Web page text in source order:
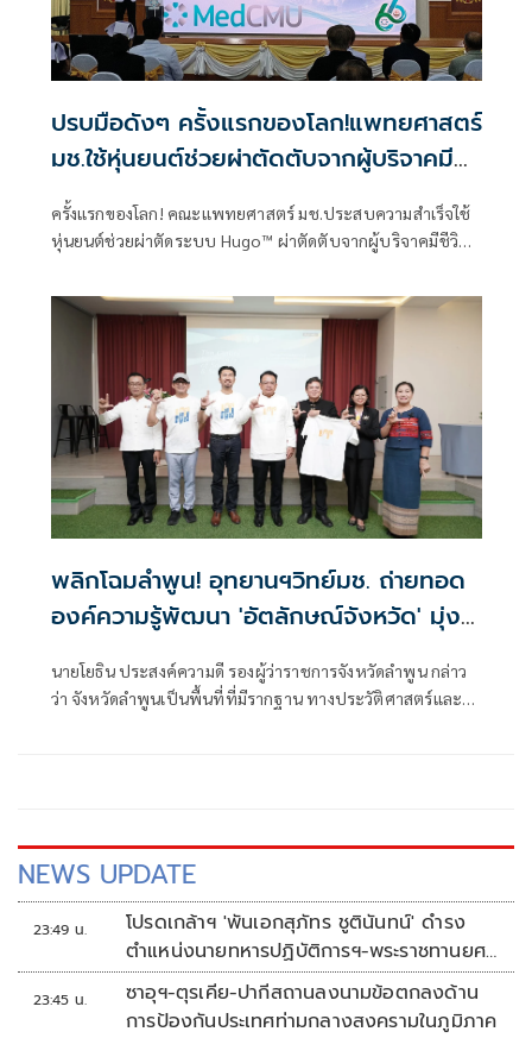
ปรบมือดังๆ ครั้งแรกของโลก!แพทยศาสตร์
มช.ใช้หุ่นยนต์ช่วยผ่าตัดตับจากผู้บริจาคมี
ชีวิต
ครั้งแรกของโลก! คณะแพทยศาสตร์ มช.ประสบความสำเร็จใช้
หุ่นยนต์ช่วยผ่าตัดระบบ Hugo™ ผ่าตัดตับจากผู้บริจาคมีชีวิต
ชีวิตรายแรกในประเทศไทย
พลิกโฉมลำพูน! อุทยานฯวิทย์มช. ถ่ายทอด
องค์ความรู้พัฒนา 'อัตลักษณ์จังหวัด' มุ่ง
นายโยธิน ประสงค์ความดี รองผู้ว่าราชการจังหวัดลำพูน กล่าว
ว่า จังหวัดลำพูนเป็นพื้นที่ที่มีรากฐาน ทางประวัติศาสตร์และ
NEWS UPDATE
23:49 น.
โปรดเกล้าฯ 'พันเอกสุภัทร ชูตินันทน์' ดำรง
ตำแหน่งนายทหารปฏิบัติการฯ-พระราชทานยศ
'พลตรี'
23:45 น.
ซาอุฯ-ตุรเคีย-ปากีสถานลงนามข้อตกลงด้าน
การป้องกันประเทศท่ามกลางสงครามในภูมิภาค